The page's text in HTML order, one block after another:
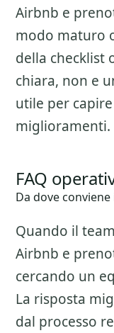
Airbnb e
modo maturo
della checklist
chiara, non e
utile per
miglioramenti.
FAQ
Da dove
Quando il
Airbnb e
cercando un
La risposta
dal processo